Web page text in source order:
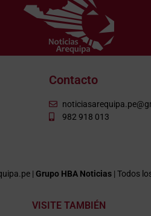
Contacto
982 918 013
| Grupo HBA Noticias | Todos
VISITE TAMBIÉN